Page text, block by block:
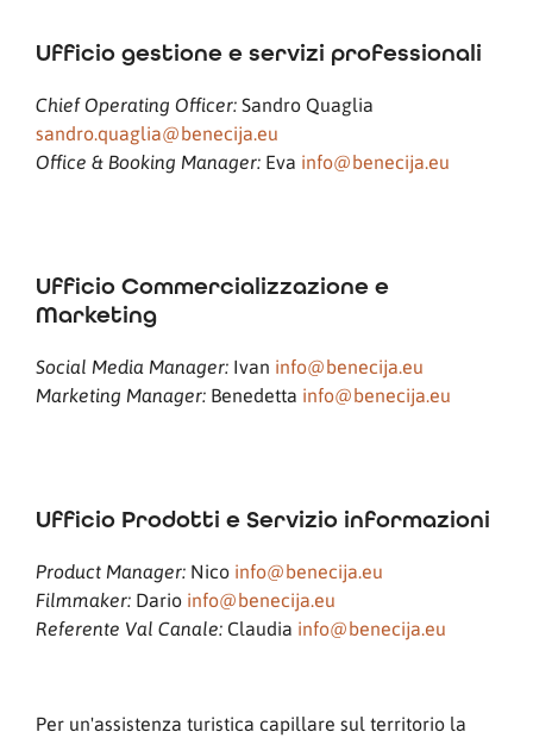
Ufficio gestione e servizi professionali
Chief Operating Officer: Sandro Quaglia
sandro.quaglia@benecija.eu
Office & Booking Manager: Eva info@benecija.eu
Ufficio Commercializzazione e
Marketing
Social Media Manager: Ivan info@benecija.eu
Marketing Manager: Benedetta info@benecija.eu
Ufficio Prodotti e Servizio informazioni
Product Manager: Nico info@benecija.eu
Filmmaker: Dario info@benecija.eu
Referente Val Canale: Claudia info@benecija.eu
Per un'assistenza turistica capillare sul territorio la